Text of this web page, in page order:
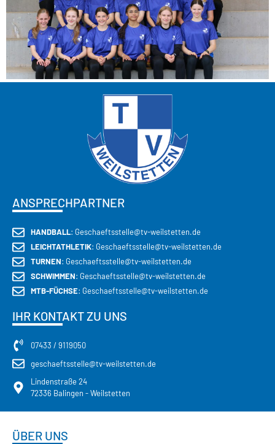
ANSPRECHPARTNER
HANDBALL: Geschaeftsstelle@tv-weilstetten.de
LEICHTATHLETIK: Geschaeftsstelle@tv-weilstetten.de
TURNEN: Geschaeftsstelle@tv-weilstetten.de
SCHWIMMEN: Geschaeftsstelle@tv-weilstetten.de
MTB-FÜCHSE: Geschaeftsstelle@tv-weilstetten.de
IHR KONTAKT ZU UNS
07433 / 9119050
geschaeftsstelle@tv-weilstetten.de
Lindenstraße 24
72336 Balingen - Weilstetten
ÜBER UNS